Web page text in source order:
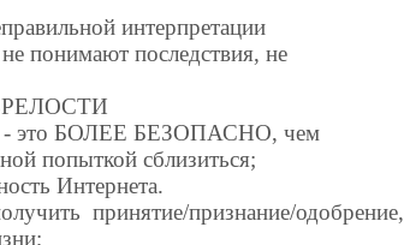
интерпретации
понимают последствия, не
- это БОЛЕЕ БЕЗОПАСНО, чем
попыткой сблизиться;
Интернета.
принятие/признание/одобрение,